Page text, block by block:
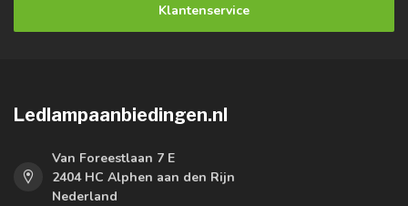
Klantenservice
Ledlampaanbiedingen.nl
Van Foreestlaan 7 E
2404 HC Alphen aan den Rijn
Nederland